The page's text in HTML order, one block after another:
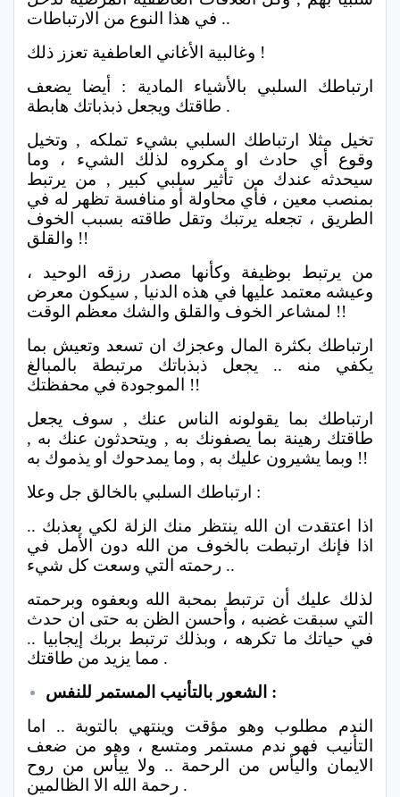
في هذا النوع من الارتباطات ..
وغالبية الأغاني العاطفية تعزز ذلك !
ارتباطك السلبي بالأشياء المادية : أيضا يضعف
طاقتك ويجعل ذبذباتك هابطة .
تخيل مثلا ارتباطك السلبي بشيء تملكه , وتخيل
وقوع أي حادث او مكروه لذلك الشيء ، وما
سيحدثه عندك من تأثير سلبي كبير , من يرتبط
بمنصب معين ، فأي محاولة أو منافسة تظهر له في
الطريق ، تجعله يرتبك وتقل طاقته بسبب الخوف
والقلق !!
من يرتبط بوظيفة وكأنها مصدر رزقه الوحيد ،
وعيشه معتمد عليها في هذه الدنيا , سيكون معرض
لمشاعر الخوف والقلق والشك معظم الوقت !!
ارتباطك بكثرة المال وعجزك ان تسعد وتعيش بما
يكفي منه .. يجعل ذبذباتك مرتبطة بالمبالغ
الموجودة في محفظتك !!
ارتباطك بما يقولونه الناس عنك , سوف يجعل
طاقتك رهينة بما يصفونك به , ويتحدثون عنك به ,
وبما يشيرون عليك به , وما يمدحوك او يذموك به !!
ارتباطك السلبي بالخالق جل وعلا :
اذا اعتقدت ان الله ينتظر منك الزلة لكي يعذبك ..
اذا فإنك ارتبطت بالخوف من الله دون الأمل في
رحمته التي وسعت كل شيء ..
لذلك عليك أن ترتبط بمحبة الله وبعفوه وبرحمته
التي سبقت غضبه ، وأحسن الظن به حتى ان حدث
في حياتك ما تكرهه ، وبذلك ترتبط بربك إيجابيا ..
مما يزيد من طاقتك .
الشعور بالتأنيب المستمر للنفس :
الندم مطلوب وهو مؤقت وينتهي بالتوبة .. اما
التأنيب فهو ندم مستمر ومتسع ، وهو من ضعف
الايمان واليأس من الرحمة .. ولا ييأس من روح
رحمة الله الا الظالمين .